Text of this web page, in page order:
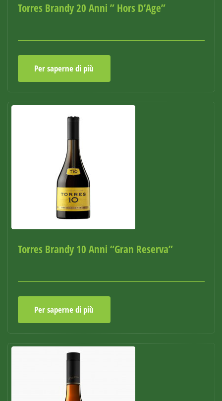
Torres Brandy 20 Anni ” Hors D’Age”
Per saperne di più
Torres Brandy 10 Anni “Gran Reserva”
Per saperne di più